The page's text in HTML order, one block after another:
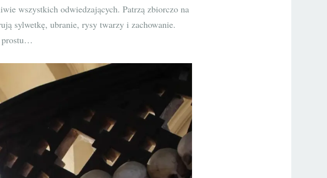
wszystkich odwiedzających. Patrzą zbiorczo na
sylwetkę, ubranie, rysy twarzy i zachowanie.
prostu…